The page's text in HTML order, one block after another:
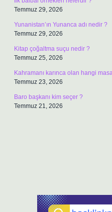
Temmuz 29, 2026
Yunanistan’ın Yunanca adı nedir ?
Temmuz 29, 2026
Kitap çoğaltma suçu nedir ?
Temmuz 25, 2026
Kahramanı karınca olan hangi
Temmuz 23, 2026
Baro başkanı kim seçer ?
Temmuz 21, 2026